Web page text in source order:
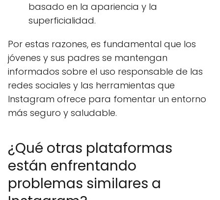
basado en la apariencia y la
superficialidad.
Por estas razones, es fundamental que los
jóvenes y sus padres se mantengan
informados sobre el uso responsable de las
redes sociales y las herramientas que
Instagram ofrece para fomentar un entorno
más seguro y saludable.
¿Qué otras plataformas
están enfrentando
problemas similares a